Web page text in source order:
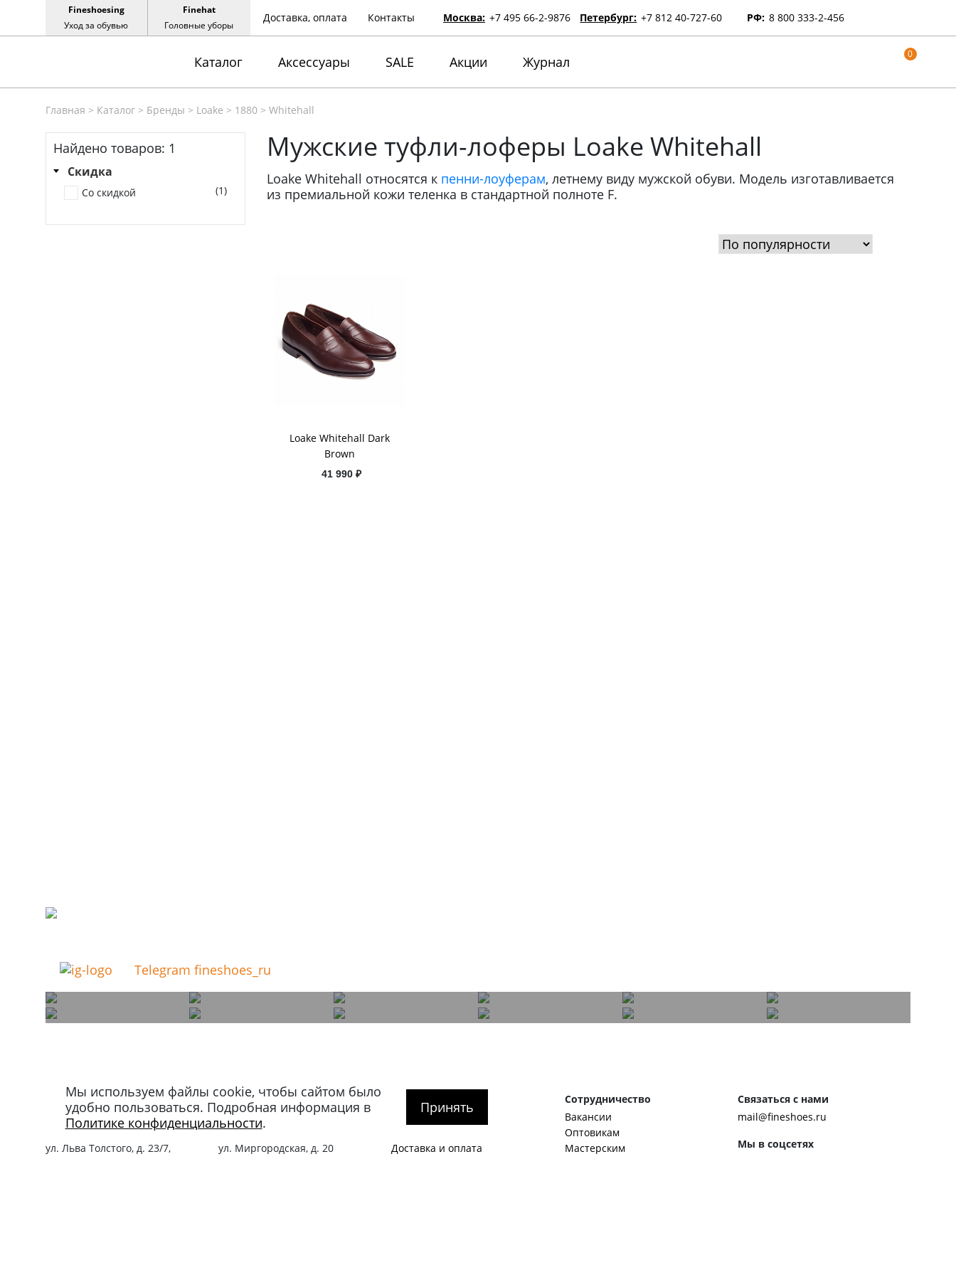
Fineshoesing
Уход за обувью
Finehat
Головные уборы
Доставка, оплата Контакты Москва: +7 495 66-2-9876 Петербург: +7 812 40-727-60 РФ: 8 800 333-2-456
Каталог Аксессуары SALE Акции Журнал 0
Главная > Каталог> Бренды > Loake > 1880> Whitehall
Найдено товаров: 1
Скидка
Со скидкой (1)
Мужские туфли-лоферы Loake Whitehall
Loake Whitehall относятся к пенни-лоуферам, летнему виду мужской обуви. Модель изготавливается
из премиальной кожи теленка в стандартной полноте F.
Loake Whitehall Dark
Brown
41 990 ₽
Telegram fineshoes_ru
Магазин в Москве
+7 495 66-2-9876
119021,г. Москва,
ул. Льва Толстого, д. 23/7,
Магазин в Петербурге
+7 812 40-727-60
191024,г. Санкт-Петербург
ул. Миргородская, д. 20
О компании
Доставка и оплата
Сотрудничество
Вакансии
Оптовикам
Мастерским
Связаться с нами
mail@fineshoes.ru
Мы в соцсетях
Мы используем файлы cookie, чтобы сайтом было
удобно пользоваться. Подробная информация в
Политике конфиденциальности.
Принять